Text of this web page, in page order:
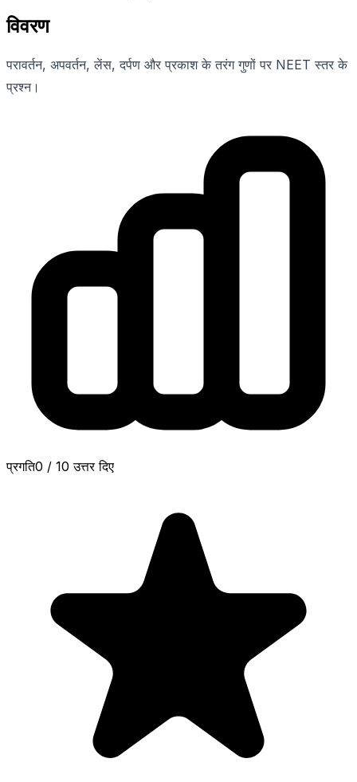
विवरण
परावर्तन, अपवर्तन, लेंस, दर्पण और प्रकाश के तरंग गुणों पर NEET स्तर के
प्रश्न।
प्रगति0 / 10 उत्तर दिए